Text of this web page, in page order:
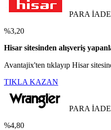
PARA
%3,20
Hisar sitesinden alışveriş
Avantajix'ten tıklayıp Hisar
TIKLA KAZAN
PARA
%4,80